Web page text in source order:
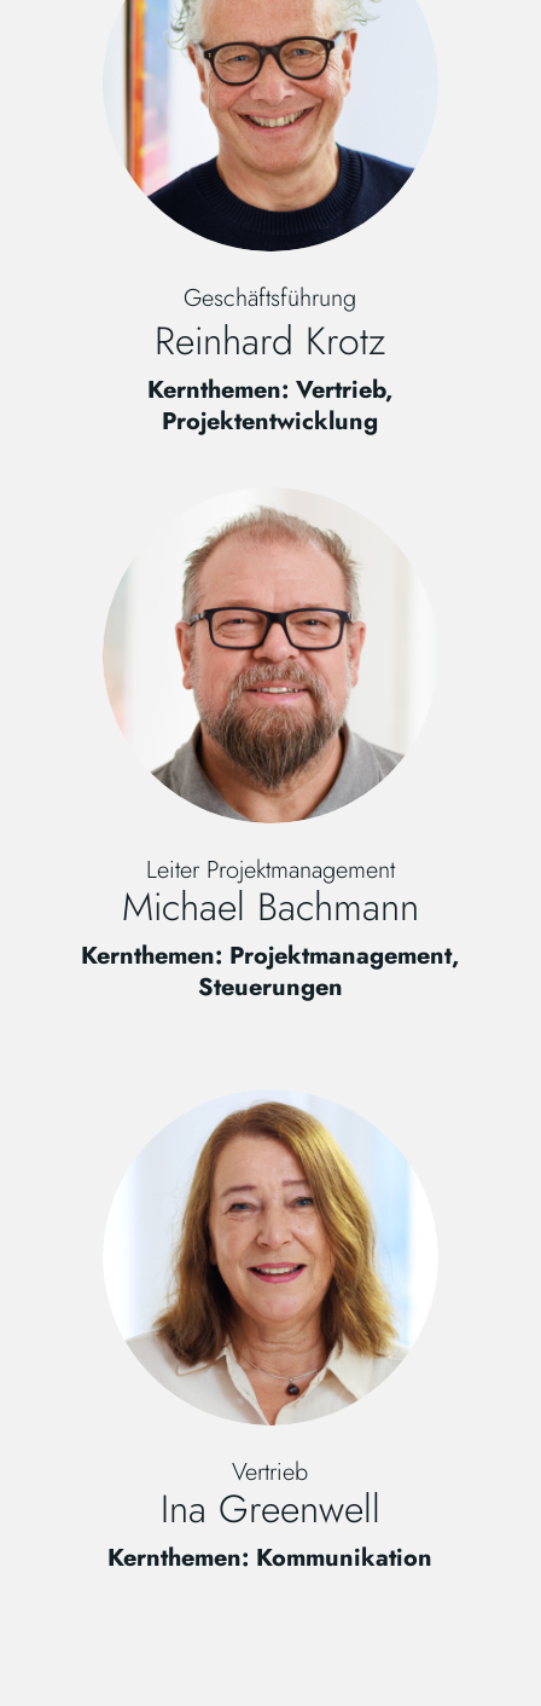
Geschäftsführung
Reinhard Krotz
Kernthemen: Vertrieb,
Projektentwicklung
Leiter Projektmanagement
Michael Bachmann
Kernthemen: Projektmanagement,
Steuerungen
Vertrieb
Ina Greenwell
Kernthemen: Kommunikation